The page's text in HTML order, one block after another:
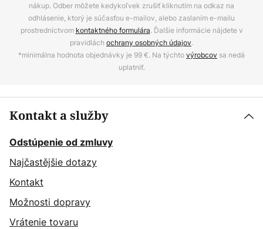
nákup. Odber môžete kedykoľvek zrušiť kliknutím na odkaz na
odhlásenie, ktorý je súčasťou e-mailov, alebo zaslaním e-mailu
prostredníctvom kontaktného formulára. Ďalšie informácie nájdete v
pravidlách ochrany osobných údajov.
*minimálna hodnota objednávky je 99 €. Na týchtovýrobcov sa nedá
uplatniť.
Kontakt a služby
Odstúpenie od zmluvy
Najčastějšie dotazy
Kontakt
Možnosti dopravy
Vrátenie tovaru